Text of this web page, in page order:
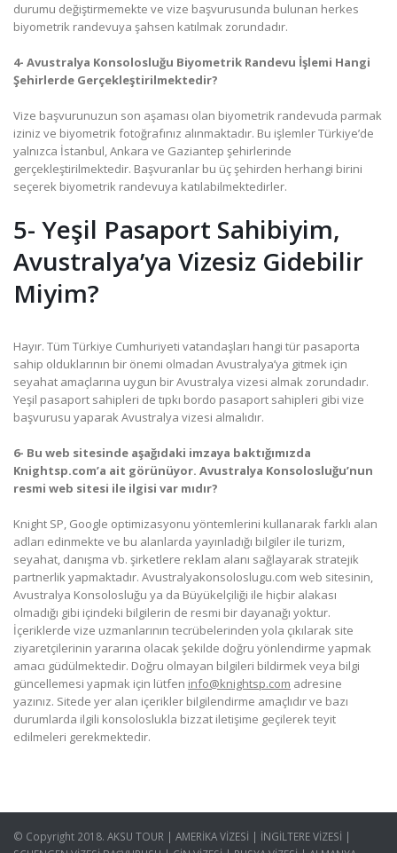
durumu değiştirmemekte ve vize başvurusunda bulunan herkes
biyometrik randevuya şahsen katılmak zorundadır.
4- Avustralya Konsolosluğu Biyometrik Randevu İşlemi Hangi
Şehirlerde Gerçekleştirilmektedir?
Vize başvurunuzun son aşaması olan biyometrik randevuda parmak
iziniz ve biyometrik fotoğrafınız alınmaktadır. Bu işlemler Türkiye’de
yalnızca İstanbul, Ankara ve Gaziantep şehirlerinde
gerçekleştirilmektedir. Başvuranlar bu üç şehirden herhangi birini
seçerek biyometrik randevuya katılabilmektedirler.
5- Yeşil Pasaport Sahibiyim,
Avustralya’ya Vizesiz Gidebilir
Miyim?
Hayır. Tüm Türkiye Cumhuriyeti vatandaşları hangi tür pasaporta
sahip olduklarının bir önemi olmadan Avustralya’ya gitmek için
seyahat amaçlarına uygun bir Avustralya vizesi almak zorundadır.
Yeşil pasaport sahipleri de tıpkı bordo pasaport sahipleri gibi vize
başvurusu yaparak Avustralya vizesi almalıdır.
6- Bu web sitesinde aşağıdaki imzaya baktığımızda
Knightsp.com’a ait görünüyor. Avustralya Konsolosluğu’nun
resmi web sitesi ile ilgisi var mıdır?
Knight SP, Google optimizasyonu yöntemlerini kullanarak farklı alan
adları edinmekte ve bu alanlarda yayınladığı bilgiler ile turizm,
seyahat, danışma vb. şirketlere reklam alanı sağlayarak stratejik
partnerlik yapmaktadır. Avustralyakonsoloslugu.com web sitesinin,
Avustralya Konsolosluğu ya da Büyükelçiliği ile hiçbir alakası
olmadığı gibi içindeki bilgilerin de resmi bir dayanağı yoktur.
İçeriklerde vize uzmanlarının tecrübelerinden yola çıkılarak site
ziyaretçilerinin yararına olacak şekilde doğru yönlendirme yapmak
amacı güdülmektedir. Doğru olmayan bilgileri bildirmek veya bilgi
güncellemesi yapmak için lütfen info@knightsp.com adresine
yazınız. Sitede yer alan içerikler bilgilendirme amaçlıdır ve bazı
durumlarda ilgili konsoloslukla bizzat iletişime geçilerek teyit
edilmeleri gerekmektedir.
© Copyright 2018. AKSU TOUR | AMERİKA VİZESİ | İNGİLTERE VİZESİ |